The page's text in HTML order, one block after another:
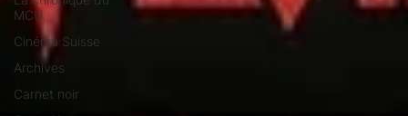
MCU
Cinéma Suisse
Archives
Carnet noir